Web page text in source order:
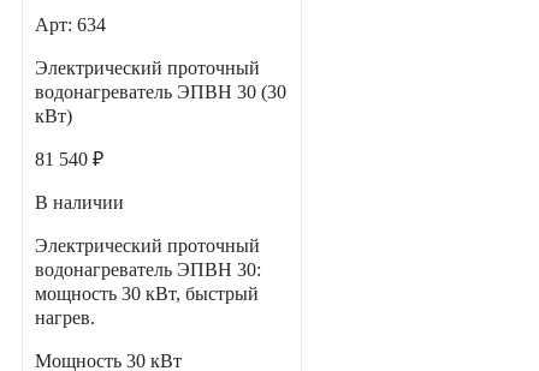
Арт: 634
Электрический проточный
водонагреватель ЭПВН 30 (30
кВт)
81 540 ₽
В наличии
Электрический проточный
водонагреватель ЭПВН 30:
мощность 30 кВт, быстрый
нагрев.
Мощность 30 кВт